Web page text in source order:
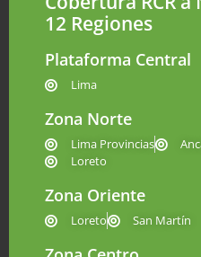
12 Regiones
Plataforma Central
Lima
Zona Norte
Lima Provincias
Loreto
Zona Oriente
Loreto San Martín